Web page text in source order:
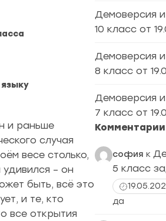
и раньше
случая
весе столько,
– он
быть, всё это
и те, кто
все открытия
Демоверсия
10 класс от
Демоверсия
8 класс от
Демоверсия
7 класс от
Комментарии
софия к
5 класс
да